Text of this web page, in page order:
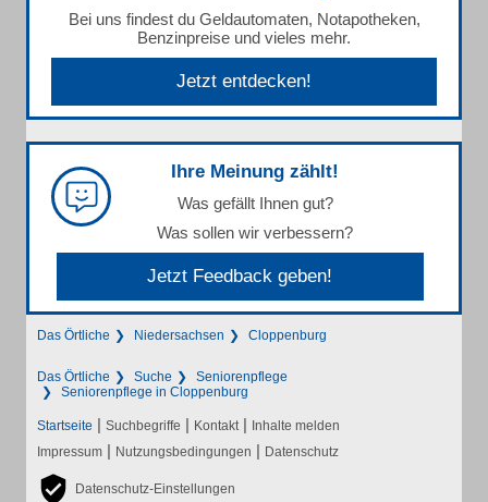
Bei uns findest du Geldautomaten, Notapotheken,
Benzinpreise und vieles mehr.
Jetzt entdecken!
Ihre Meinung zählt!
Was gefällt Ihnen gut?
Was sollen wir verbessern?
Jetzt Feedback geben!
Das Örtliche Niedersachsen Cloppenburg
Das Örtliche Suche
Seniorenpflege
Seniorenpflege in Cloppenburg
Startseite | Suchbegriffe | Kontakt | Inhalte melden
Impressum | Nutzungsbedingungen | Datenschutz
Datenschutz-Einstellungen